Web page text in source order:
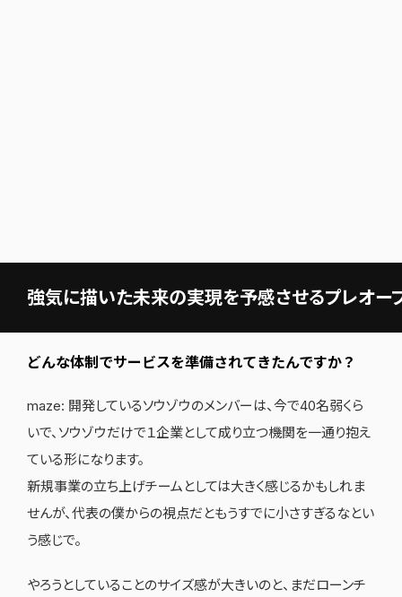
強気に描いた未来の実現を予感させるプレオー
どんな体制でサービスを準備されてきたんですか？
maze: 開発しているソウゾウのメンバーは、今で40名弱くら
いで、ソウゾウだけで１企業として成り立つ機関を一通り抱え
ている形になります。
新規事業の立ち上げチームとしては大きく感じるかもしれま
せんが、代表の僕からの視点だともうすでに小さすぎるなとい
う感じで。
やろうとしていることのサイズ感が大きいのと、まだローンチ